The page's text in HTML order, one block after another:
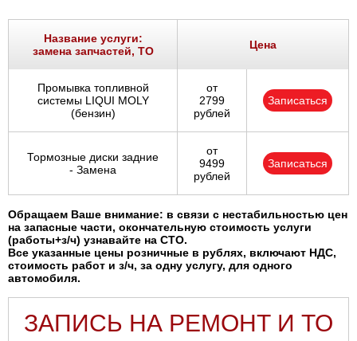
Ростов-на-Дону
Самара
Санкт-Петербург
Саратов
Солнцево
Сургут
Тула
Название услуги:
замена запчастей, ТО
Цена
Промывка топливной
системы LIQUI MOLY
(бензин)
от
2799
рублей
Записаться
Тормозные диски задние
- Замена
от
9499
рублей
Записаться
Обращаем Ваше внимание: в связи с нестабильностью цен
на запасные части, окончательную стоимость услуги
(работы+з/ч) узнавайте на СТО.
Все указанные цены розничные в рублях, включают НДС,
стоимость работ и з/ч, за одну услугу, для одного
автомобиля.
ЗАПИСЬ НА РЕМОНТ И ТО